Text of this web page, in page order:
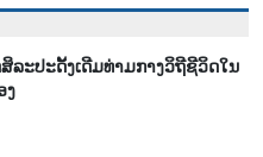
ລະປະດັ້ງເດີມທ່າມກາງວິຖີຊີວິດໃນ
ງ